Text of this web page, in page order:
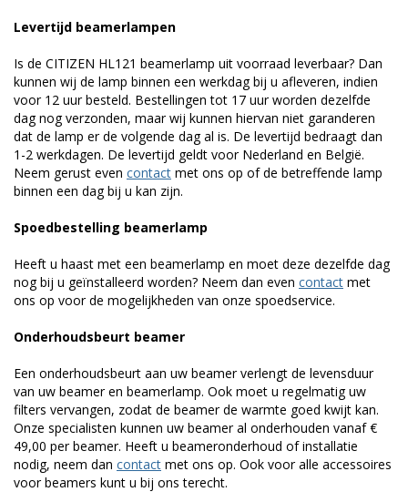
Levertijd beamerlampen
Is de CITIZEN HL121 beamerlamp uit voorraad leverbaar? Dan
kunnen wij de lamp binnen een werkdag bij u afleveren, indien
voor 12 uur besteld. Bestellingen tot 17 uur worden dezelfde
dag nog verzonden, maar wij kunnen hiervan niet garanderen
dat de lamp er de volgende dag al is. De levertijd bedraagt dan
1-2 werkdagen. De levertijd geldt voor Nederland en België.
Neem gerust even contact met ons op of de betreffende lamp
binnen een dag bij u kan zijn.
Spoedbestelling beamerlamp
Heeft u haast met een beamerlamp en moet deze dezelfde dag
nog bij u geïnstalleerd worden? Neem dan even contact met
ons op voor de mogelijkheden van onze spoedservice.
Onderhoudsbeurt beamer
Een onderhoudsbeurt aan uw beamer verlengt de levensduur
van uw beamer en beamerlamp. Ook moet u regelmatig uw
filters vervangen, zodat de beamer de warmte goed kwijt kan.
Onze specialisten kunnen uw beamer al onderhouden vanaf €
49,00 per beamer. Heeft u beameronderhoud of installatie
nodig, neem dan contact met ons op. Ook voor alle accessoires
voor beamers kunt u bij ons terecht.